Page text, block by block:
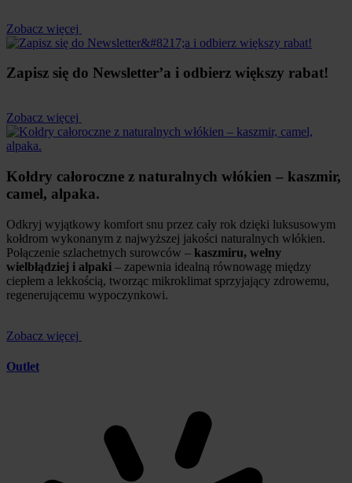
Zobacz więcej
Zapisz się do Newsletter’a i odbierz większy rabat!
Zobacz więcej
Kołdry całoroczne z naturalnych włókien – kaszmir,
camel, alpaka.
Odkryj wyjątkowy komfort snu przez cały rok dzięki luksusowym
kołdrom wykonanym z najwyższej jakości naturalnych włókien.
Połączenie szlachetnych surowców – kaszmiru, wełny
wielbłądziej i alpaki – zapewnia idealną równowagę między
ciepłem a lekkością, tworząc mikroklimat sprzyjający zdrowemu,
regenerującemu wypoczynkowi.
Zobacz więcej
Outlet